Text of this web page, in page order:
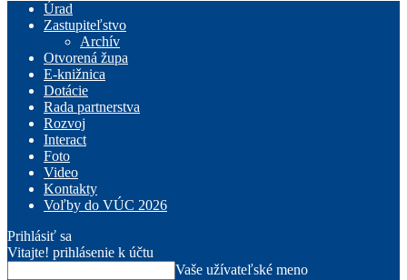
Úrad
Zastupiteľstvo
Archív
Otvorená župa
E-knižnica
Dotácie
Rada partnerstva
Rozvoj
Interact
Foto
Video
Kontakty
Voľby do VÚC 2026
Prihlásiť sa
Vitajte! prihlásenie k účtu
Vaše užívateľské meno